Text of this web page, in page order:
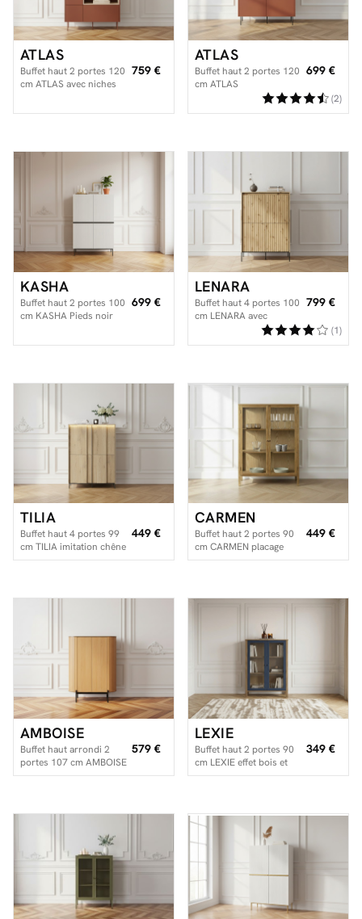
ATLAS
Buffet haut 2 portes 120
cm ATLAS avec niches
759 €
ATLAS
Buffet haut 2 portes 120
cm ATLAS
699 €
(2)
KASHA
Buffet haut 2 portes 100
cm KASHA Pieds noir
699 €
LENARA
Buffet haut 4 portes 100
cm LENARA avec
tasseaux et LED
799 €
(1)
TILIA
Buffet haut 4 portes 99
cm TILIA imitation chêne
avec LED
449 €
CARMEN
Buffet haut 2 portes 90
cm CARMEN placage
chêne massif
449 €
AMBOISE
Buffet haut arrondi 2
portes 107 cm AMBOISE
couleur chêne
579 €
LEXIE
Buffet haut 2 portes 90
cm LEXIE effet bois et
verre trempé
349 €